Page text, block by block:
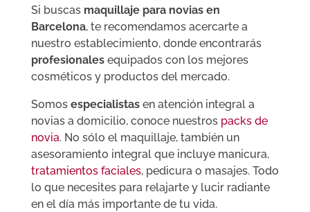
Si buscas maquillaje para novias en
Barcelona, te recomendamos acercarte a
nuestro establecimiento, donde encontrarás
profesionalesequipados con los mejores
cosméticos y productos del mercado.
Somos especialistasen atención integral a
novias a domicilio, conoce nuestros packs de
novia. No sólo el maquillaje, también un
asesoramiento integral que incluye manicura,
tratamientos faciales, pedicura o masajes. Todo
lo que necesites para relajarte y lucir radiante
en el día más importante de tu vida.